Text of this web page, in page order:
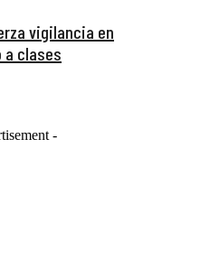
vigilancia en
a clases
-